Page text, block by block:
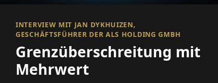
INTERVIEW MIT JAN DYKHUIZEN,
GESCHÄFTSFÜHRER DER ALS HOLDING GMBH
Grenzüberschreitung mit
Mehrwert